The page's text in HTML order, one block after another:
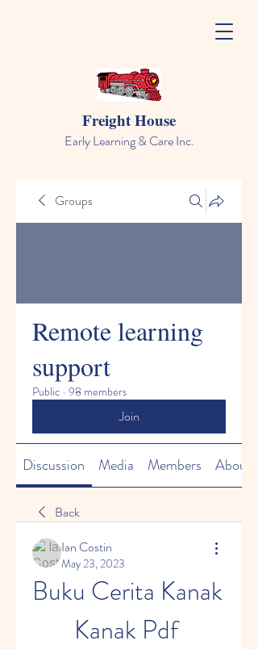
Freight House
Early Learning & Care Inc.
Groups
Remote learning
support
Public · 98 members
Join
Discussion Media Members About
Back
Ian Costin
May 23, 2023
Buku Cerita Kanak
Kanak Pdf